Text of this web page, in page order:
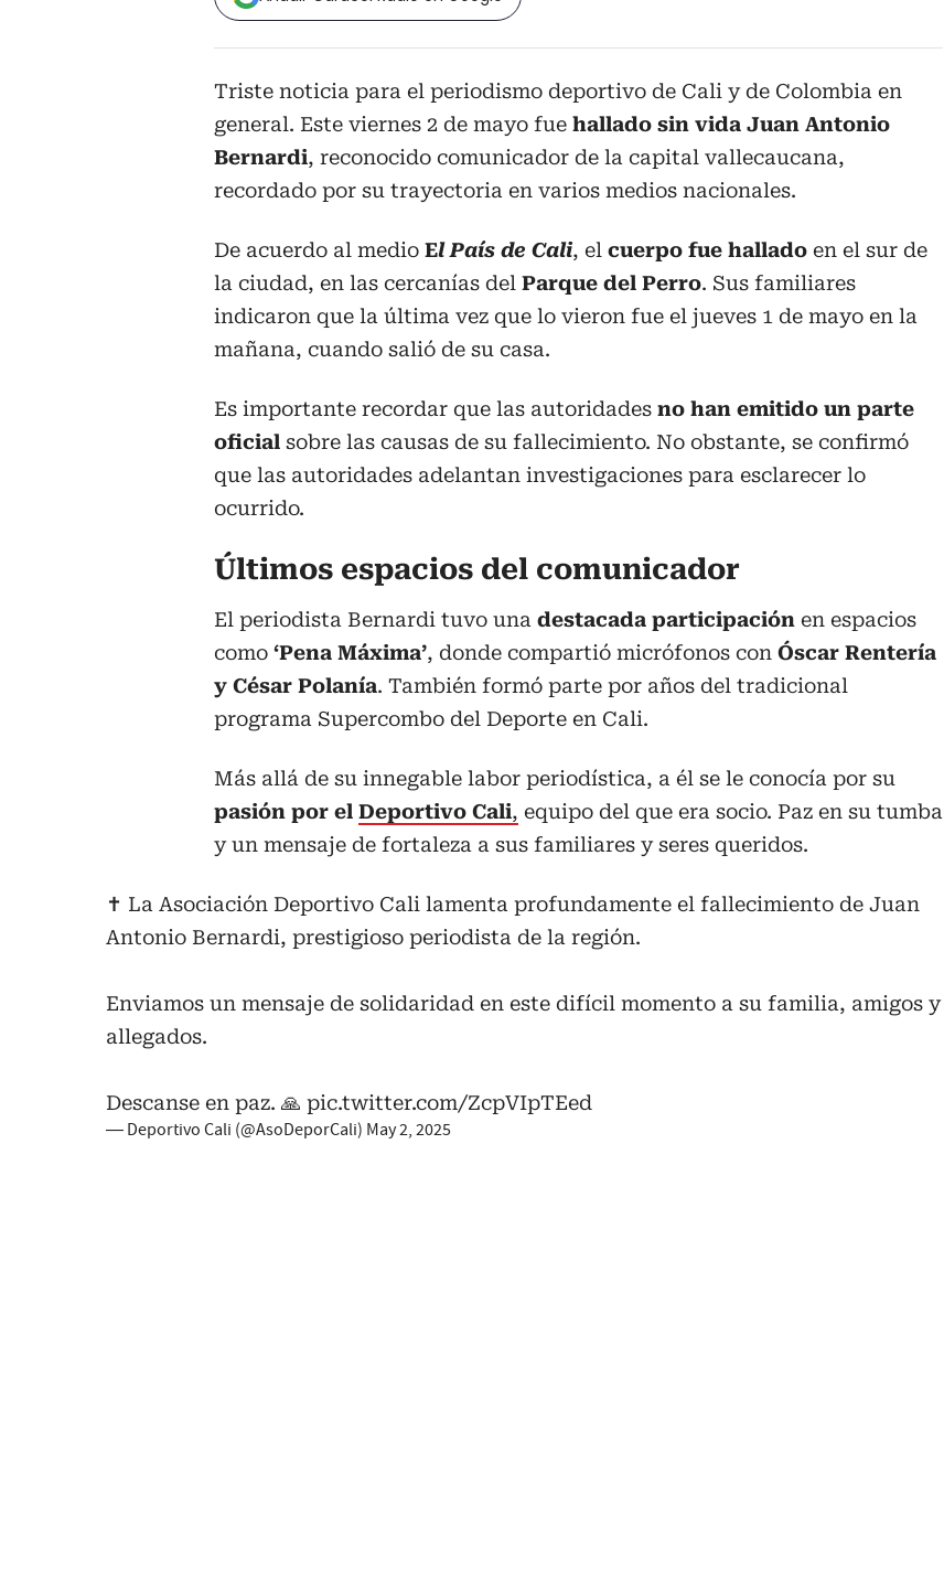
Triste noticia para el periodismo deportivo de Cali y de Colombia en
general. Este viernes 2 de mayo fue hallado sin vida Juan Antonio
Bernardi, reconocido comunicador de la capital vallecaucana,
recordado por su trayectoria en varios medios nacionales.
De acuerdo al medio El País de Cali, el cuerpo fue hallado en el sur de
la ciudad, en las cercanías del Parque del Perro. Sus familiares
indicaron que la última vez que lo vieron fue el jueves 1 de mayo en la
mañana, cuando salió de su casa.
Es importante recordar que las autoridades no han emitido un parte
oficial sobre las causas de su fallecimiento. No obstante, se confirmó
que las autoridades adelantan investigaciones para esclarecer lo
ocurrido.
Últimos espacios del comunicador
El periodista Bernardi tuvo una destacada participación en espacios
como ‘Pena Máxima’, donde compartió micrófonos con Óscar Rentería
y César Polanía. También formó parte por años del tradicional
programa Supercombo del Deporte en Cali.
Más allá de su innegable labor periodística, a él se le conocía por su
pasión por el Deportivo Cali, equipo del que era socio. Paz en su tumba
y un mensaje de fortaleza a sus familiares y seres queridos.
✝️ La Asociación Deportivo Cali lamenta profundamente el fallecimiento de Juan
Antonio Bernardi, prestigioso periodista de la región.
Enviamos un mensaje de solidaridad en este difícil momento a su familia, amigos y
allegados.
Descanse en paz. 🙏 pic.twitter.com/ZcpVIpTEed
— Deportivo Cali (@AsoDeporCali) May 2, 2025